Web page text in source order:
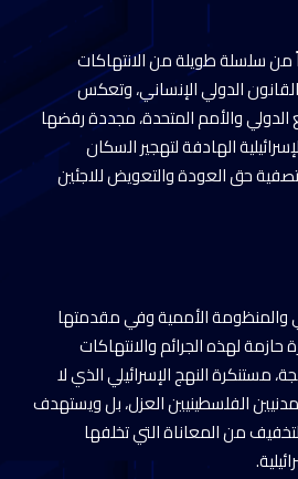
من سلسلة طويلة من الانتهاكات
الدولي الإنساني، وتعكس
والأمم المتحدة، مجددة رفضها
الهادفة لتهجير السكان
حق العودة والتعويض للاجئين
والمنظومة الأممية وفي مقدمتها
لهذه الجرائم والانتهاكات
مستنكرة النهج الإسرائيلي الذي لا
الفلسطينيين العزل، بل ويستهدف
من المعاناة التي تخلفها